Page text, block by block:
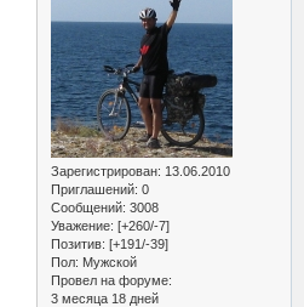
Зарегистрирован: 13.06.2010
Приглашений: 0
Сообщений: 3008
Уважение: [+260/-7]
Позитив: [+191/-39]
Пол: Мужской
Провел на форуме:
3 месяца 18 дней